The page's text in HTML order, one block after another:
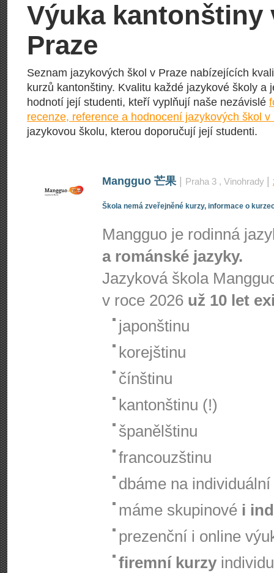
Výuka kantonštiny
Praze
Seznam jazykových škol v Praze nabízejících
kurzů kantonštiny. Kvalitu každé jazykové školy a
hodnotí její studenti, kteří vyplňují naše nezávislé
recenze, reference a hodnocení jazykových škol v
jazykovou školu, kterou doporučují její studenti.
Mangguo 芒果 Praha 3 , Vinohrady
Škola nemá zveřejněné kurzy, informace o
Mangguo je rodinná
a románské jazyky.
Jazyková škola
v roce 2026 už 10 let
japonštinu
korejštinu
čínštinu
kantonštinu (!)
španělštinu
francouzštinu
dbáme na
máme skupinové i
prezenční i online
firemní kurzy